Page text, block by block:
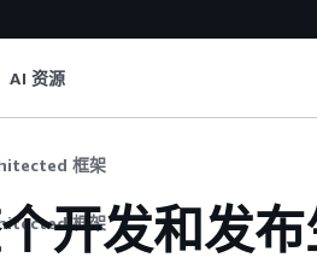
AI 资源
框架
框架
开发和发